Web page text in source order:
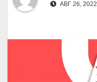
АВГ 26, 2022